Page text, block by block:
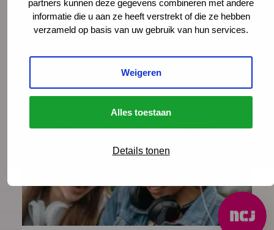
partners kunnen deze gegevens combineren met andere
informatie die u aan ze heeft verstrekt of die ze hebben
verzameld op basis van uw gebruik van hun services.
Weigeren
Alles toestaan
Details tonen
veilig en kansrijk laten opgroeien van
kinderen in gezinnen in zeer kwetsbare
Naar VoorZorg Beoordelingspagina